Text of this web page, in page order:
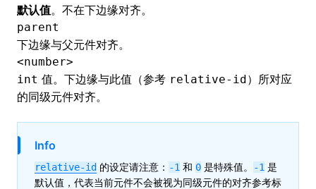
默认值。不在下边缘对齐。
parent
下边缘与父元件对齐。
<number>
int 值。下边缘与此值（参考 relative-id）所对应
的同级元件对齐。
Info
relative-id 的设定请注意： -1 和 0 是特殊值。 -1 是
默认值，代表当前元件不会被视为同级元件的对齐参考标